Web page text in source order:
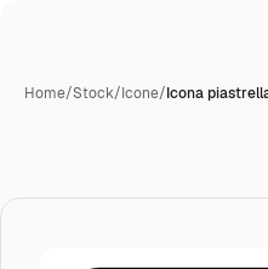
Home/Stock/Icone/Icona